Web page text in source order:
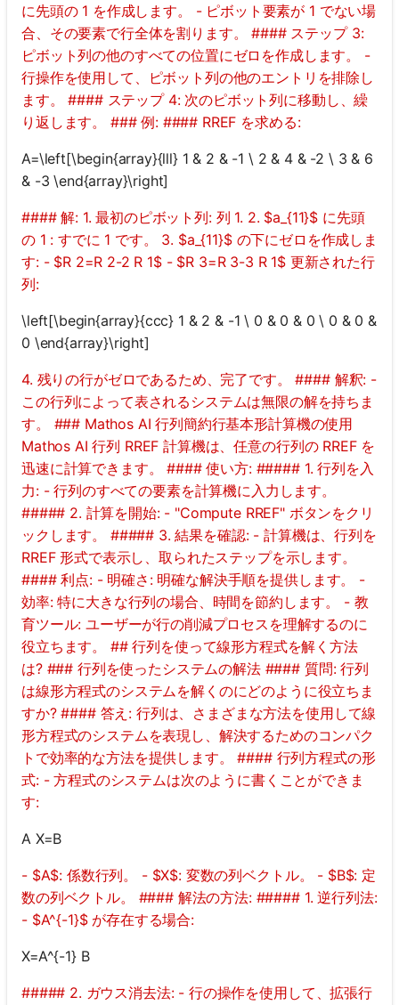
に先頭の 1 を作成します。 - ピボット要素が 1 でない場
合、その要素で行全体を割ります。 #### ステップ 3:
ピボット列の他のすべての位置にゼロを作成します。 -
行操作を使用して、ピボット列の他のエントリを排除し
ます。 #### ステップ 4: 次のピボット列に移動し、繰
り返します。 ### 例: #### RREF を求める:
A=\left[\begin{array}{lll} 1 & 2 & -1 \ 2 & 4 & -2 \ 3 & 6
& -3 \end{array}\right]
#### 解: 1. 最初のピボット列: 列 1. 2. $a_{11}$ に先頭
の 1 : すでに 1 です。 3. $a_{11}$ の下にゼロを作成しま
す: - $R 2=R 2-2 R 1$ - $R 3=R 3-3 R 1$ 更新された行
列:
\left[\begin{array}{ccc} 1 & 2 & -1 \ 0 & 0 & 0 \ 0 & 0 &
0 \end{array}\right]
4. 残りの行がゼロであるため、完了です。 #### 解釈: -
この行列によって表されるシステムは無限の解を持ちま
す。 ### Mathos AI 行列簡約行基本形計算機の使用
Mathos AI 行列 RREF 計算機は、任意の行列の RREF を
迅速に計算できます。 #### 使い方: ##### 1. 行列を入
力: - 行列のすべての要素を計算機に入力します。
##### 2. 計算を開始: - "Compute RREF" ボタンをクリ
ックします。 ##### 3. 結果を確認: - 計算機は、行列を
RREF 形式で表示し、取られたステップを示します。
#### 利点: - 明確さ: 明確な解決手順を提供します。 -
効率: 特に大きな行列の場合、時間を節約します。 - 教
育ツール: ユーザーが行の削減プロセスを理解するのに
役立ちます。 ## 行列を使って線形方程式を解く方法
は? ### 行列を使ったシステムの解法 #### 質問: 行列
は線形方程式のシステムを解くのにどのように役立ちま
すか? #### 答え: 行列は、さまざまな方法を使用して線
形方程式のシステムを表現し、解決するためのコンパク
トで効率的な方法を提供します。 #### 行列方程式の形
式: - 方程式のシステムは次のように書くことができま
す:
A X=B
- $A$: 係数行列。 - $X$: 変数の列ベクトル。 - $B$: 定
数の列ベクトル。 #### 解法の方法: ##### 1. 逆行列法:
- $A^{-1}$ が存在する場合:
X=A^{-1} B
##### 2. ガウス消去法: - 行の操作を使用して、拡張行